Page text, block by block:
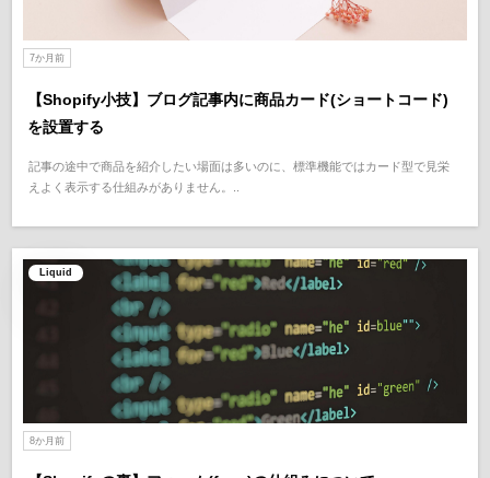
7か月前
【Shopify小技】ブログ記事内に商品カード(ショートコード)
を設置する
記事の途中で商品を紹介したい場面は多いのに、標準機能ではカード型で見栄
えよく表示する仕組みがありません。..
Liquid
8か月前